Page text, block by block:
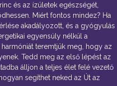
és az ízületek egészségét,
Miért fontos mindez? Ha
akadályozott, és a gyógyulás
egyensúly nélkül a
teremtjük meg, hogy az
Tedd meg az első lépést az
álljon a teljes élet felé vezető
segíthet neked az Út az